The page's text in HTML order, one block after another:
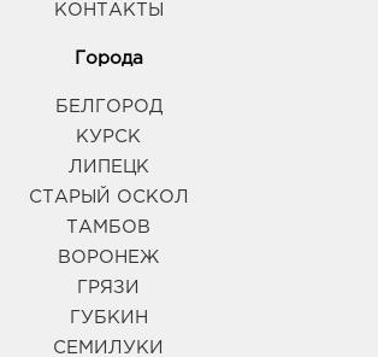
КОНТАКТЫ
Города
БЕЛГОРОД
КУРСК
ЛИПЕЦК
СТАРЫЙ ОСКОЛ
ТАМБОВ
ВОРОНЕЖ
ГРЯЗИ
ГУБКИН
СЕМИЛУКИ